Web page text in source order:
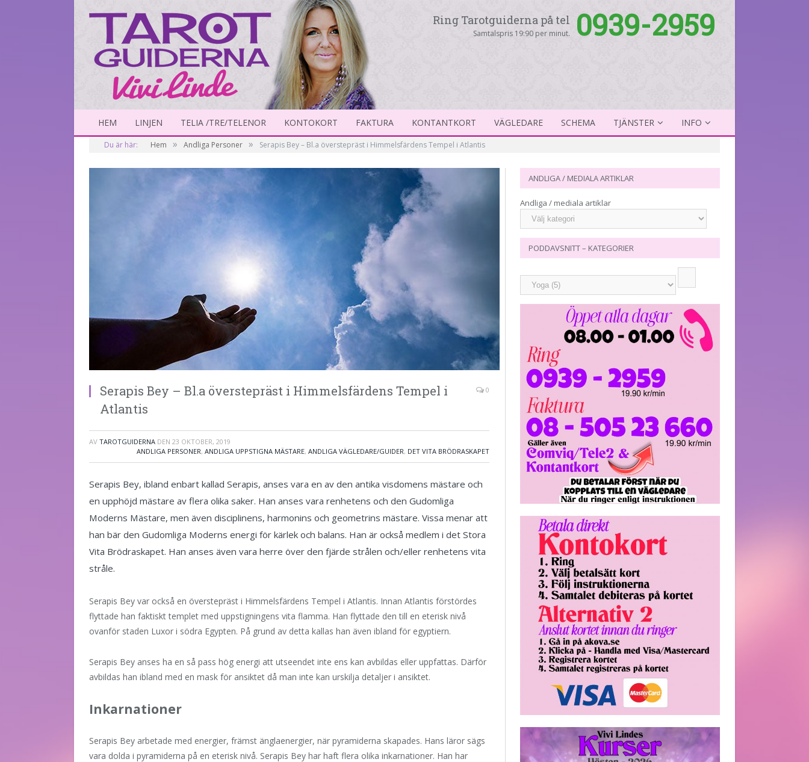
Ring Tarotguiderna på tel
Samtalspris 19:90 per minut. 0939-2959
HEM LINJEN TELIA /TRE/TELENOR KONTOKORT FAKTURA KONTANTKORT VÄGLEDARE SCHEMA TJÄNSTER INFO
Du är här: Hem » Andliga Personer » Serapis Bey – Bl.a överstepräst i Himmelsfärdens Tempel i Atlantis
Serapis Bey – Bl.a överstepräst i Himmelsfärdens Tempel i
Atlantis
0
AV TAROTGUIDERNA DEN 23 OKTOBER, 2019
ANDLIGA PERSONER,ANDLIGA UPPSTIGNA MÄSTARE,ANDLIGA VÄGLEDARE/GUIDER, DET VITA BRÖDRASKAPET
Serapis Bey, ibland enbart kallad Serapis, anses vara en av den antika visdomens mästare och
en upphöjd mästare av flera olika saker. Han anses vara renhetens och den Gudomliga
Moderns Mästare, men även disciplinens, harmonins och geometrins mästare. Vissa menar att
han bär den Gudomliga Moderns energi för kärlek och balans. Han är också medlem i det Stora
Vita Brödraskapet. Han anses även vara herre över den fjärde strålen och/eller renhetens vita
stråle.
Serapis Bey var också en överstepräst i Himmelsfärdens Tempel i Atlantis. Innan Atlantis förstördes
flyttade han faktiskt templet med uppstigningens vita flamma. Han flyttade den till en eterisk nivå
ovanför staden Luxor i södra Egypten. På grund av detta kallas han även ibland för egyptiern.
Serapis Bey anses ha en så pass hög energi att utseendet inte ens kan avbildas eller uppfattas. Därför
avbildas han ibland med en mask för ansiktet då man inte kan urskilja detaljer i ansiktet.
Inkarnationer
Serapis Bey arbetade med energier, främst änglaenergier, när pyramiderna skapades. Hans läror sägs
vara dolda i pyramiderna på en eterisk nivå. Serapis Bey har haft flera olika inkarnationer. Han har
ANDLIGA / MEDIALA ARTIKLAR
Andliga / mediala artiklar
PODDAVSNITT – KATEGORIER